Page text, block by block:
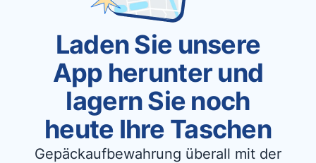
Laden Sie unsere
App herunter und
lagern Sie noch
heute Ihre Taschen
Gepäckaufbewahrung überall mit der